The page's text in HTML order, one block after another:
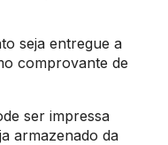
seja entregue a
comprovante de
ser impressa
armazenado da